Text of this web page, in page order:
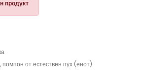
продукт
от естествен пух (енот)